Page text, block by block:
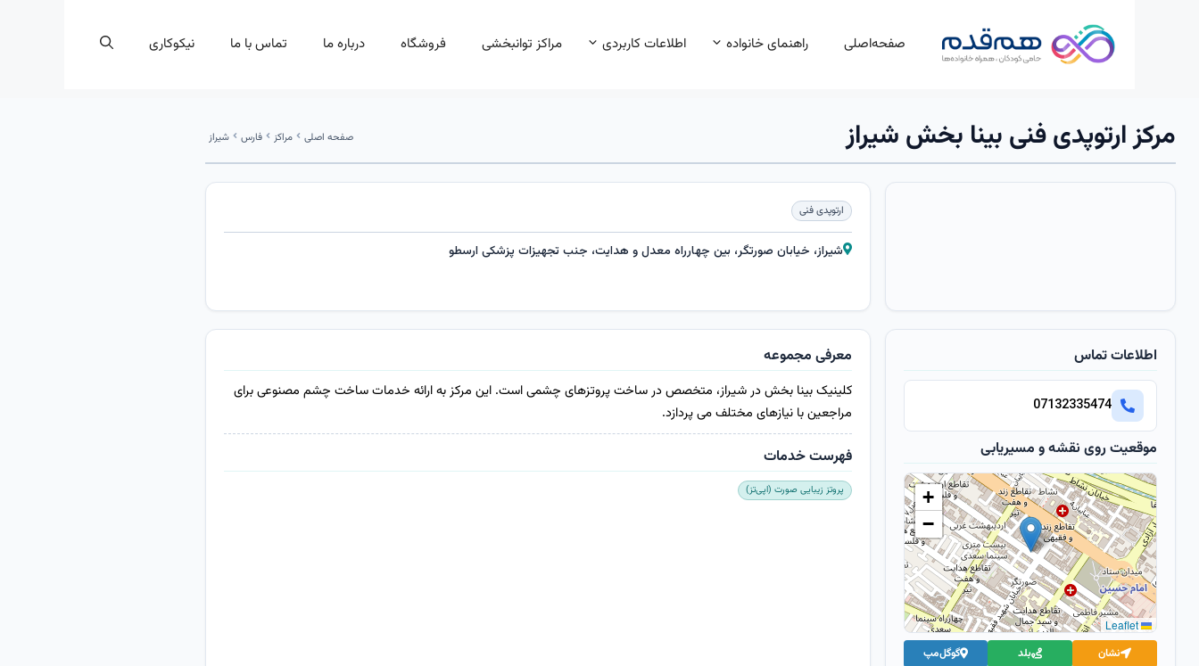
صفحه‌اصلی راهنمای خانواده اطلاعات کاربردی مراکز توانبخشی فروشگاه درباره ما تماس با ما نیکوکاری
مرکز ارتوپدی فنی بینا بخش شیراز صفحه اصلی مراکز فارس شیراز
ارتوپدی فنی
شیراز، خیابان صورتگر، بین چهارراه معدل و هدایت، جنب تجهیزات پزشکی ارسطو
اطلاعات تماس
07132335474
موقعیت روی نقشه و مسیریابی
+
−
نشان بلد گوگل‌مپ
معرفی مجموعه
کلینیک بینا بخش در شیراز، متخصص در ساخت پروتزهای چشمی است. این مرکز به ارائه خدمات ساخت چشم مصنوعی برای
مراجعین با نیازهای مختلف می پردازد.
فهرست خدمات
پروتز زیبایی صورت (اپی‌تز)